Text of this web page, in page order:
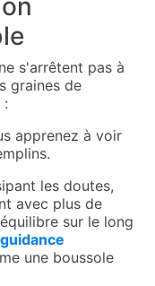
s'arrêtent pas à
graines de
:
apprenez à voir
les doutes,
avec plus de
sur le long
guidance
une boussole